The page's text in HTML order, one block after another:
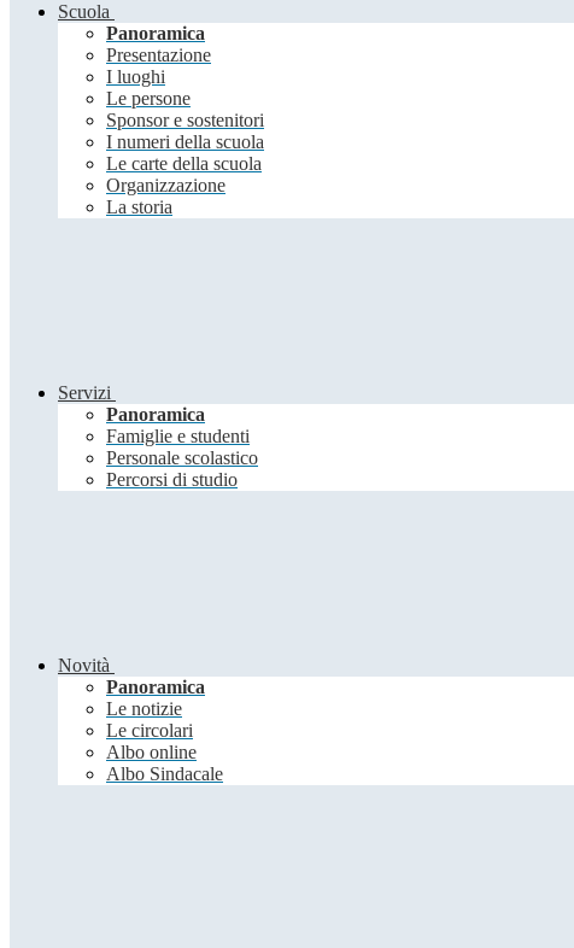
Scuola
Panoramica
Presentazione
I luoghi
Le persone
Sponsor e sostenitori
I numeri della scuola
Le carte della scuola
Organizzazione
La storia
Servizi
Panoramica
Famiglie e studenti
Personale scolastico
Percorsi di studio
Novità
Panoramica
Le notizie
Le circolari
Albo online
Albo Sindacale